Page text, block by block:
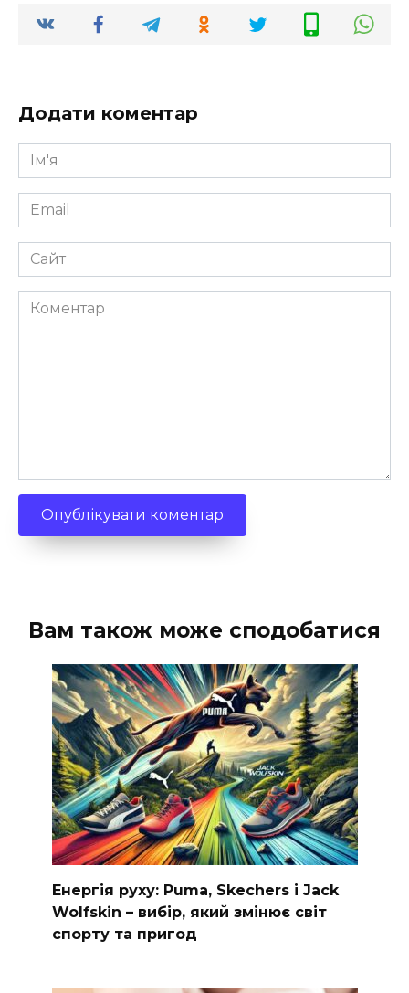
Додати коментар
Ім'я
*
Email
*
Сайт
Коментар
Вам також може сподобатися
Енергія руху: Puma, Skechers і Jack
Wolfskin – вибір, який змінює світ
спорту та пригод